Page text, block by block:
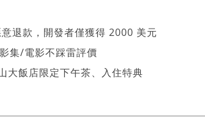
退款，開發者僅獲得 2000 美元
集/電影不踩雷評價
大飯店限定下午茶、入住特典